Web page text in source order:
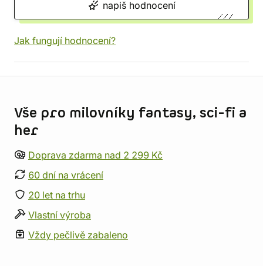
napiš hodnocení
Jak fungují hodnocení?
Vše pro milovníky fantasy, sci-fi a
her
Doprava zdarma nad 2 299 Kč
60 dní na vrácení
20 let na trhu
Vlastní výroba
Vždy pečlivě zabaleno